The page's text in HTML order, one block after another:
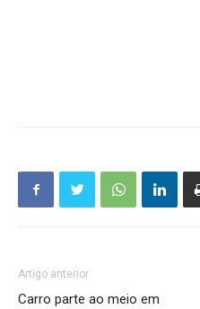
Artigo anterior
Carro parte ao meio em